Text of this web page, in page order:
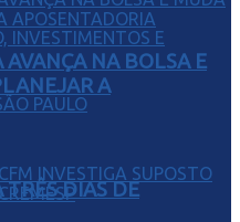
TRÊS DIAS DE
AVANÇA NA BOLSA E
A